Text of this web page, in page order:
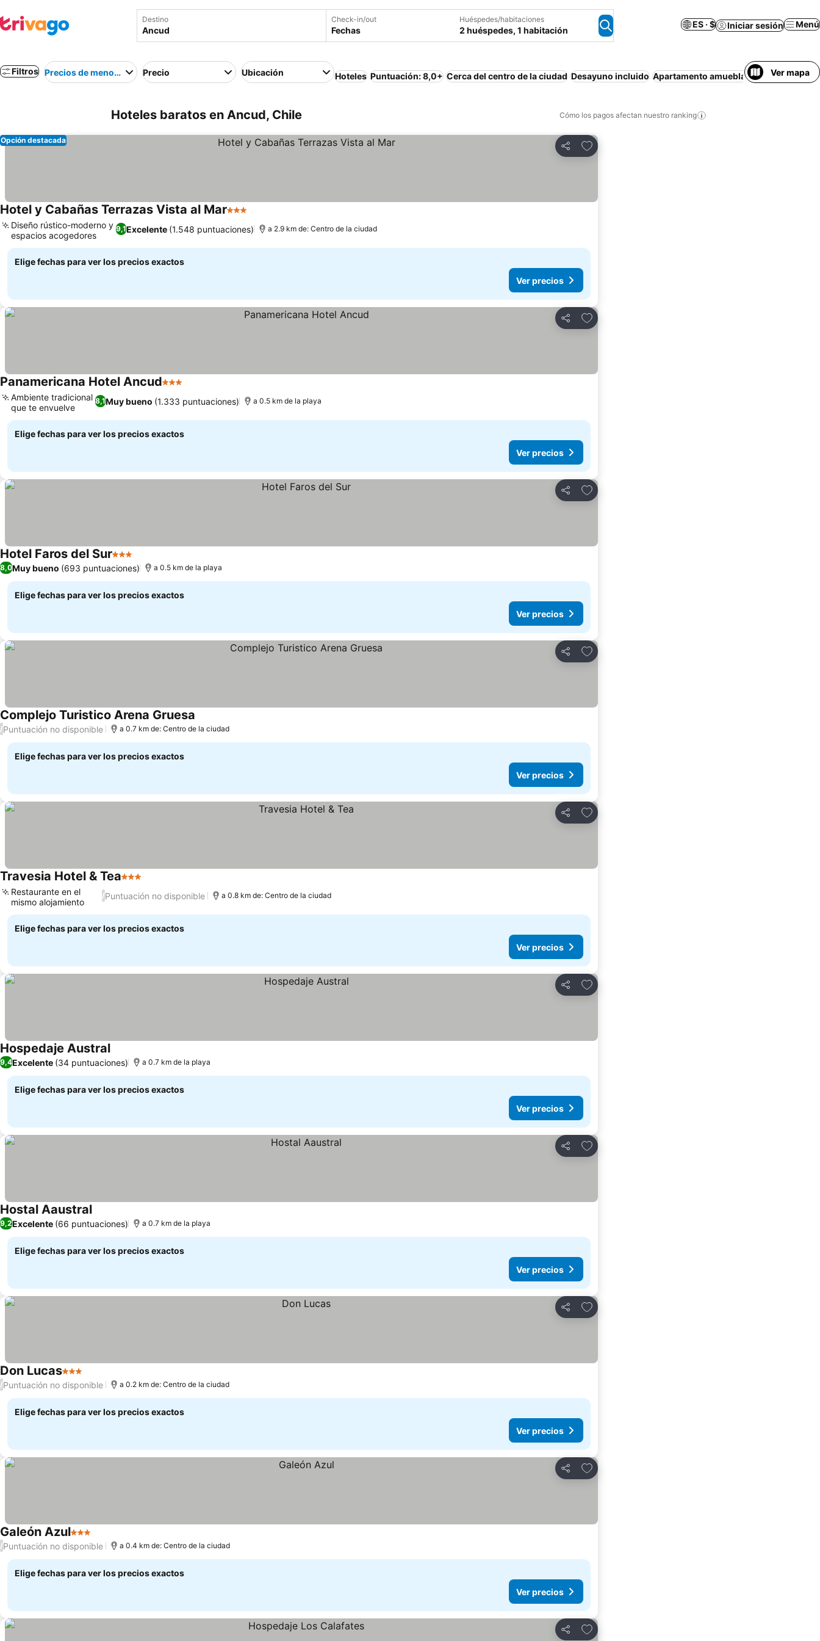
Destino Check-in/out
Fechas
Huéspedes/habitaciones
2 huéspedes, 1 habitación
ES · $ Iniciar sesión Menú
Filtros Precios de menor a mayorPrecio Ubicación Hoteles Puntuación: 8,0+ Cerca del centro de la ciudad Desayuno incluido Apartamento amueblado Resort
Ver mapa
Hoteles baratos en Ancud, Chile Cómo los pagos afectan nuestro ranking
Compartir
Agregar a favoritos
Opción destacada
Hotel y Cabañas Terrazas Vista al Mar3 Estrellas
9,1Excelente (1.548 puntuaciones)
Diseño rústico-moderno y
espacios acogedores
a 2.9 km de: Centro de la ciudad
Elige fechas para ver los precios exactos
Ver precios
Compartir
Agregar a favoritos
Panamericana Hotel Ancud3 Estrellas
8,1Muy bueno (1.333 puntuaciones)
Ambiente tradicional
que te envuelve
a 0.5 km de la playa
Elige fechas para ver los precios exactos
Ver precios
Compartir
Agregar a favoritos
Hotel Faros del Sur3 Estrellas
8,0Muy bueno (693 puntuaciones) a 0.5 km de la playa
Elige fechas para ver los precios exactos
Ver precios
Compartir
Agregar a favoritos
Complejo Turistico Arena Gruesa
/Puntuación no disponible a 0.7 km de: Centro de la ciudad
Elige fechas para ver los precios exactos
Ver precios
Compartir
Agregar a favoritos
Travesia Hotel & Tea3 Estrellas
/Puntuación no disponible
Restaurante en el
mismo alojamiento
a 0.8 km de: Centro de la ciudad
Elige fechas para ver los precios exactos
Ver precios
Compartir
Agregar a favoritos
Hospedaje Austral
9,4Excelente (34 puntuaciones) a 0.7 km de la playa
Elige fechas para ver los precios exactos
Ver precios
Compartir
Agregar a favoritos
Hostal Aaustral
9,2Excelente (66 puntuaciones) a 0.7 km de la playa
Elige fechas para ver los precios exactos
Ver precios
Compartir
Agregar a favoritos
Don Lucas3 Estrellas
/Puntuación no disponible a 0.2 km de: Centro de la ciudad
Elige fechas para ver los precios exactos
Ver precios
Compartir
Agregar a favoritos
Galeón Azul3 Estrellas
/Puntuación no disponible a 0.4 km de: Centro de la ciudad
Elige fechas para ver los precios exactos
Ver precios
Compartir
Agregar a favoritos